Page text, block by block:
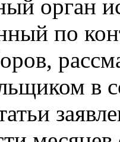
орган
по
в